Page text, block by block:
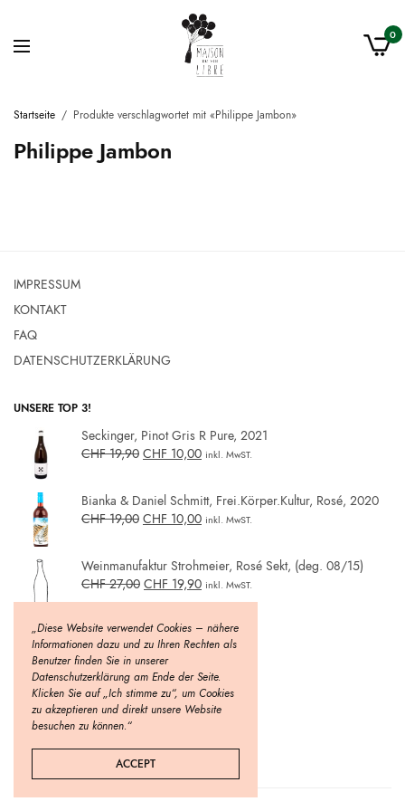
0
Startseite / Produkte verschlagwortet mit «Philippe Jambon»
Philippe Jambon
IMPRESSUM
KONTAKT
FAQ
DATENSCHUTZERKLÄRUNG
UNSERE TOP 3!
Seckinger, Pinot Gris R Pure, 2021
CHF19,90 CHF 10,00 inkl. MwST.
Bianka & Daniel Schmitt, Frei.Körper.Kultur, Rosé, 2020
CHF19,00 CHF 10,00 inkl. MwST.
Weinmanufaktur Strohmeier, Rosé Sekt, (deg. 08/15)
CHF27,00 CHF 19,90 inkl. MwST.
„Diese Website verwendet Cookies – nähere
Informationen dazu und zu Ihren Rechten als
Benutzer finden Sie in unserer
Datenschutzerklärung am Ende der Seite.
Klicken Sie auf „Ich stimme zu“, um Cookies
zu akzeptieren und direkt unsere Website
besuchen zu können.“
ACCEPT